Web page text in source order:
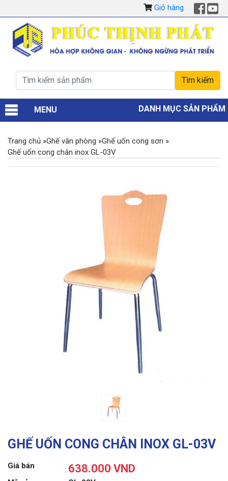
Giỏ hàng
MENU DANH MỤC SẢN PHẨM
Trang chủ »Ghế văn phòng »Ghế uốn cong sơn »
Ghế uốn cong chân inox GL-03V
Previous
GHẾ UỐN CONG CHÂN INOX GL-03V
Giá bán : 638.000 VND